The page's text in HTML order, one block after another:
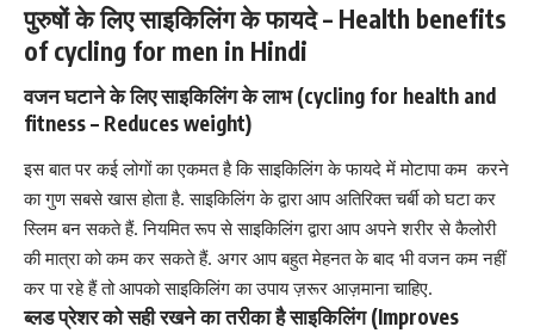
पुरुषों के लिए साइकिलिंग के फायदे – Health benefits
of cycling for men in Hindi
वजन घटाने के लिएसाइकिलिंग के लाभ (cycling for health and
fitness – Reduces weight)
इस बात पर कई लोगों का एकमत है कि साइकिलिंग के फायदे में मोटापा कम करने
का गुण सबसे खास होता है. साइकिलिंग के द्वारा आप अतिरिक्त चर्बी को घटा कर
स्लिम बन सकते हैं. नियमित रूप से साइकिलिंग द्वारा आप अपने शरीर से कैलोरी
की मात्रा को कम कर सकते हैं. अगर आप बहुत मेहनत के बाद भीवजन कम नहीं
कर पा रहे हैं तोआपको साइकिलिंग का उपाय ज़रूर आज़माना चाहिए.
ब्लड प्रेशर को सही रखने का तरीका है साइकिलिंग (Improves